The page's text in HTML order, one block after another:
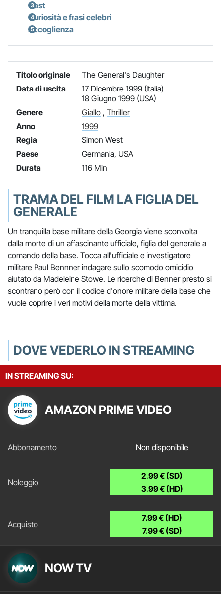
Cast
Curiosità e frasi celebri
Accoglienza
Titolo originale
The General's Daughter
Data di uscita
17 Dicembre 1999 (Italia)
18 Giugno 1999 (USA)
Genere
Giallo, Thriller
Anno
1999
Regia
Simon West
Paese
Germania, USA
Durata
116 Min
TRAMA DEL FILM LA FIGLIA DEL
GENERALE
Un tranquilla base militare della Georgia viene sconvolta
dalla morte di un affascinante ufficiale, figlia del generale a
comando della base. Tocca all'ufficiale e investigatore
militare Paul Bennner indagare sullo scomodo omicidio
aiutato da Madeleine Stowe. Le ricerche di Benner presto si
scontrano però con il codice d'onore militare della base che
vuole coprire i veri motivi della morte della vittima.
DOVE VEDERLO IN STREAMING
IN STREAMING SU:
AMAZON PRIME VIDEO
Non disponibile
2.99 € (SD)
3.99 € (HD)
7.99 € (HD)
7.99 € (SD)
NOW TV